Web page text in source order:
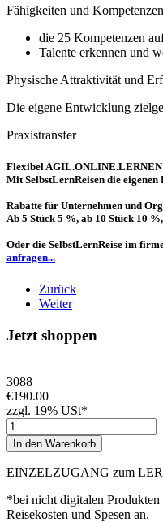
Fähigkeiten und Kompetenzen
die 25 Kompetenzen
Talente erkennen und
Physische Attraktivität und
Die eigene Entwicklung
Praxistransfer
Flexibel AGIL.ONLINE.LERNEN
Mit SelbstLernReisen die
Rabatte für Unternehmen und
Ab 5 Stück 5 %, ab 10 Stück 10
Oder die SelbstLernReise im
anfragen...
Zurück
Weiter
Jetzt shoppen
3088
€190.00
zzgl. 19% USt*
EINZELZUGANG zum
*bei nicht digitalen
Reisekosten und Spesen an.